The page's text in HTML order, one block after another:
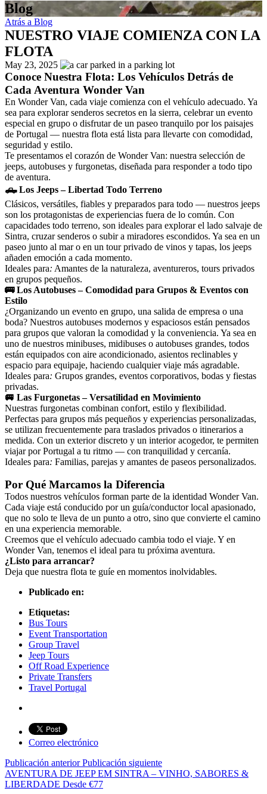
Blog
Atrás a Blog
NUESTRO VIAJE COMIENZA CON LA
FLOTA
May 23, 2025
Conoce Nuestra Flota: Los Vehículos Detrás de
Cada Aventura Wonder Van
En Wonder Van, cada viaje comienza con el vehículo adecuado. Ya
sea para explorar senderos secretos en la sierra, celebrar un evento
especial en grupo o disfrutar de un paseo tranquilo por los paisajes
de Portugal — nuestra flota está lista para llevarte con comodidad,
seguridad y estilo.
Te presentamos el corazón de Wonder Van: nuestra selección de
jeeps, autobuses y furgonetas, diseñada para responder a todo tipo
de aventura.
🛻 Los Jeeps – Libertad Todo Terreno
Clásicos, versátiles, fiables y preparados para todo — nuestros jeeps
son los protagonistas de experiencias fuera de lo común. Con
capacidades todo terreno, son ideales para explorar el lado salvaje de
Sintra, cruzar senderos o subir a miradores escondidos. Ya sea en un
paseo junto al mar o en un tour privado de vinos y tapas, los jeeps
añaden emoción a cada momento.
Ideales para: Amantes de la naturaleza, aventureros, tours privados
en grupos pequeños.
🚌 Los Autobuses – Comodidad para Grupos & Eventos con
Estilo
¿Organizando un evento en grupo, una salida de empresa o una
boda? Nuestros autobuses modernos y espaciosos están pensados
para grupos que valoran la comodidad y la conveniencia. Ya sea en
uno de nuestros minibuses, midibuses o autobuses grandes, todos
están equipados con aire acondicionado, asientos reclinables y
espacio para equipaje, haciendo cualquier viaje más agradable.
Ideales para: Grupos grandes, eventos corporativos, bodas y fiestas
privadas.
🚐 Las Furgonetas – Versatilidad en Movimiento
Nuestras furgonetas combinan confort, estilo y flexibilidad.
Perfectas para grupos más pequeños y experiencias personalizadas,
se utilizan frecuentemente para traslados privados o itinerarios a
medida. Con un exterior discreto y un interior acogedor, te permiten
viajar por Portugal a tu ritmo — con tranquilidad y cercanía.
Ideales para: Familias, parejas y amantes de paseos personalizados.
Por Qué Marcamos la Diferencia
Todos nuestros vehículos forman parte de la identidad Wonder Van.
Cada viaje está conducido por un guía/conductor local apasionado,
que no solo te lleva de un punto a otro, sino que convierte el camino
en una experiencia memorable.
Creemos que el vehículo adecuado cambia todo el viaje. Y en
Wonder Van, tenemos el ideal para tu próxima aventura.
¿Listo para arrancar?
Deja que nuestra flota te guíe en momentos inolvidables.
Publicado en:
Etiquetas:
Bus Tours
Event Transportation
Group Travel
Jeep Tours
Off Road Experience
Private Transfers
Travel Portugal
Correo electrónico
Publicación anteriorPublicación siguiente
AVENTURA DE JEEP EM SINTRA – VINHO, SABORES &
LIBERDADE Desde €77